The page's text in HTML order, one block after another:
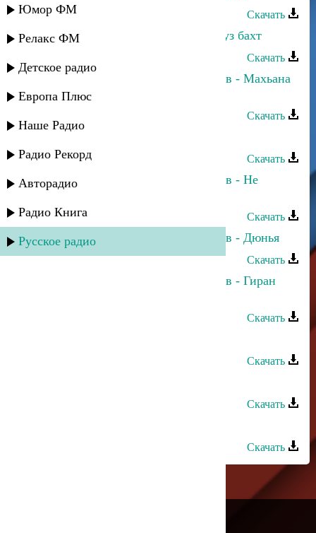
Юмор ФМ
Релакс ФМ
Детское радио
Европа Плюс
Наше Радио
Радио Рекорд
Авторадио
Радио Книга
Русское радио
Скачать
Марьям Казиева - Аьббкъинава узуз бахт
Скачать
Марьям Казиева и Надирбег Казиев - Махьана
гьялак
Скачать
Скачать
Марьям Казиева и Надирбег Казиев - Не
спеши
Скачать
Марьям Казиева и Надирбег Казиев - Дюнья
Скачать
Марьям Казиева и Надирбег Казиев - Гиран
Скачать
Скачать
Скачать
Скачать